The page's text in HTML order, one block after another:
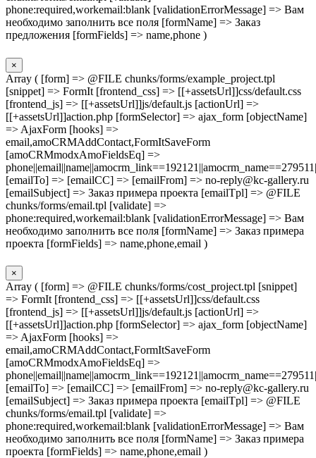
phone:required,workemail:blank [validationErrorMessage] => Вам
необходимо заполнить все поля [formName] => Заказ
предложения [formFields] => name,phone )
×
Array ( [form] => @FILE chunks/forms/example_project.tpl
[snippet] => FormIt [frontend_css] => [[+assetsUrl]]css/default.css
[frontend_js] => [[+assetsUrl]]js/default.js [actionUrl] =>
[[+assetsUrl]]action.php [formSelector] => ajax_form [objectName]
=> AjaxForm [hooks] =>
email,amoCRMAddContact,FormItSaveForm
[amoCRMmodxAmoFieldsEq] =>
[emailTo] => [emailCC] => [emailFrom] => no-reply@kc-gallery.ru
[emailSubject] => Заказ примера проекта [emailTpl] => @FILE
chunks/forms/email.tpl [validate] =>
phone:required,workemail:blank [validationErrorMessage] => Вам
необходимо заполнить все поля [formName] => Заказ примера
проекта [formFields] => name,phone,email )
×
Array ( [form] => @FILE chunks/forms/cost_project.tpl [snippet]
=> FormIt [frontend_css] => [[+assetsUrl]]css/default.css
[frontend_js] => [[+assetsUrl]]js/default.js [actionUrl] =>
[[+assetsUrl]]action.php [formSelector] => ajax_form [objectName]
=> AjaxForm [hooks] =>
email,amoCRMAddContact,FormItSaveForm
[amoCRMmodxAmoFieldsEq] =>
[emailTo] => [emailCC] => [emailFrom] => no-reply@kc-gallery.ru
[emailSubject] => Заказ примера проекта [emailTpl] => @FILE
chunks/forms/email.tpl [validate] =>
phone:required,workemail:blank [validationErrorMessage] => Вам
необходимо заполнить все поля [formName] => Заказ примера
проекта [formFields] => name,phone,email )